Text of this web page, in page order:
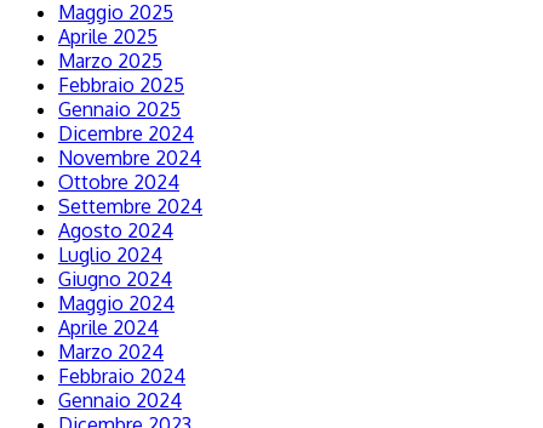
Maggio 2025
Aprile 2025
Marzo 2025
Febbraio 2025
Gennaio 2025
Dicembre 2024
Novembre 2024
Ottobre 2024
Settembre 2024
Agosto 2024
Luglio 2024
Giugno 2024
Maggio 2024
Aprile 2024
Marzo 2024
Febbraio 2024
Gennaio 2024